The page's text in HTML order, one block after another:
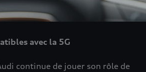
avec la 5G
continue de jouer son rôle de